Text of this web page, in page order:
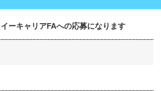
イーキャリアFAへの応募になります